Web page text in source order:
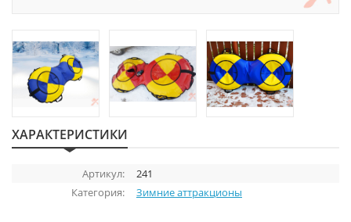
ХАРАКТЕРИСТИКИ
Артикул:
241
Категория:
Зимние аттракционы